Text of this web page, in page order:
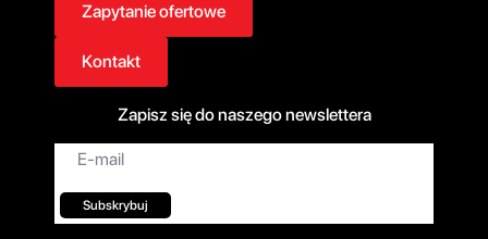
Zapytanie ofertowe
Kontakt
Zapisz się do naszego newslettera
E-
mail*
Subskrybuj